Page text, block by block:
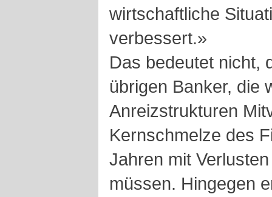
wirtschaftliche
verbessert.»
Das bedeutet nicht,
übrigen Banker, die
Anreizstrukturen
Kernschmelze des
Jahren mit
müssen. Hingegen